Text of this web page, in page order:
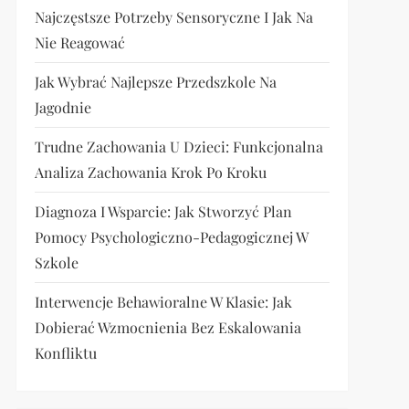
Najczęstsze Potrzeby Sensoryczne I Jak Na
Nie Reagować
Jak Wybrać Najlepsze Przedszkole Na
Jagodnie
Trudne Zachowania U Dzieci: Funkcjonalna
Analiza Zachowania Krok Po Kroku
Diagnoza I Wsparcie: Jak Stworzyć Plan
Pomocy Psychologiczno-Pedagogicznej W
Szkole
Interwencje Behawioralne W Klasie: Jak
Dobierać Wzmocnienia Bez Eskalowania
Konfliktu